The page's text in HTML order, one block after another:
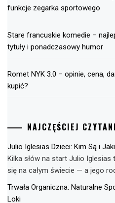
funkcje zegarka sportowego
Stare francuskie komedie –
tytuły i ponadczasowy humor
Romet NYK 3.0 – opinie, cena,
kupić?
NAJCZĘŚCIEJ
Julio Iglesias Dzieci: Kim Są i
Kilka słów na start Julio
się na całym świecie — a jego
Trwała Organiczna: Naturalne
Loki